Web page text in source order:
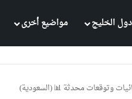
دول الخليج مواضيع أخرى